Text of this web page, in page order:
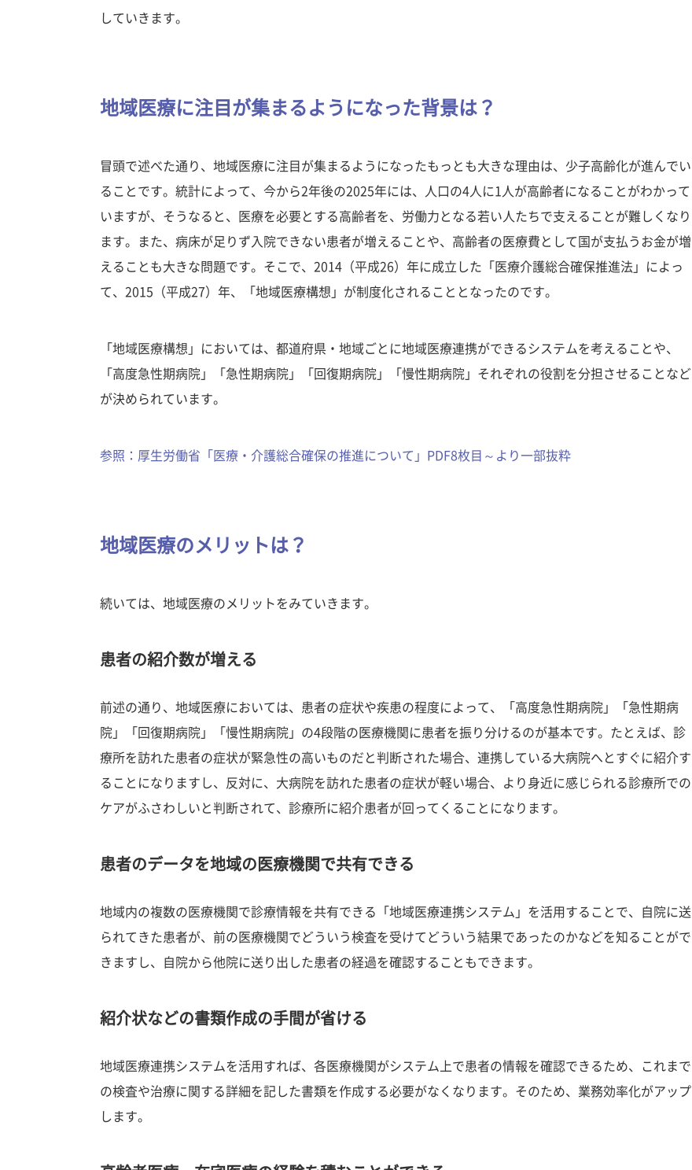
していきます。
地域医療に注目が集まるようになった背景は？
冒頭で述べた通り、地域医療に注目が集まるようになったもっとも大きな理由は、少子高齢化が進んでい
ることです。統計によって、今から2年後の2025年には、人口の4人に1人が高齢者になることがわかって
いますが、そうなると、医療を必要とする高齢者を、労働力となる若い人たちで支えることが難しくなり
ます。また、病床が足りず入院できない患者が増えることや、高齢者の医療費として国が支払うお金が増
えることも大きな問題です。そこで、2014（平成26）年に成立した「医療介護総合確保推進法」によっ
て、2015（平成27）年、「地域医療構想」が制度化されることとなったのです。
「地域医療構想」においては、都道府県・地域ごとに地域医療連携ができるシステムを考えることや、
「高度急性期病院」「急性期病院」「回復期病院」「慢性期病院」それぞれの役割を分担させることなど
が決められています。
参照：厚生労働省「医療・介護総合確保の推進について」PDF8枚目～より一部抜粋
地域医療のメリットは？
続いては、地域医療のメリットをみていきます。
患者の紹介数が増える
前述の通り、地域医療においては、患者の症状や疾患の程度によって、「高度急性期病院」「急性期病
院」「回復期病院」「慢性期病院」の4段階の医療機関に患者を振り分けるのが基本です。たとえば、診
療所を訪れた患者の症状が緊急性の高いものだと判断された場合、連携している大病院へとすぐに紹介す
ることになりますし、反対に、大病院を訪れた患者の症状が軽い場合、より身近に感じられる診療所での
ケアがふさわしいと判断されて、診療所に紹介患者が回ってくることになります。
患者のデータを地域の医療機関で共有できる
地域内の複数の医療機関で診療情報を共有できる「地域医療連携システム」を活用することで、自院に送
られてきた患者が、前の医療機関でどういう検査を受けてどういう結果であったのかなどを知ることがで
きますし、自院から他院に送り出した患者の経過を確認することもできます。
紹介状などの書類作成の手間が省ける
地域医療連携システムを活用すれば、各医療機関がシステム上で患者の情報を確認できるため、これまで
の検査や治療に関する詳細を記した書類を作成する必要がなくなります。そのため、業務効率化がアップ
します。